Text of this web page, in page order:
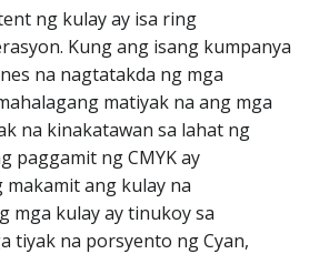
ng kulay ay isa ring
Kung ang isang kumpanya
na nagtatakda ng mga
matiyak na ang mga
na kinakatawan sa lahat ng
paggamit ng CMYK ay
ang kulay na
mga kulay ay tinukoy sa
tiyak na porsyento ng Cyan,